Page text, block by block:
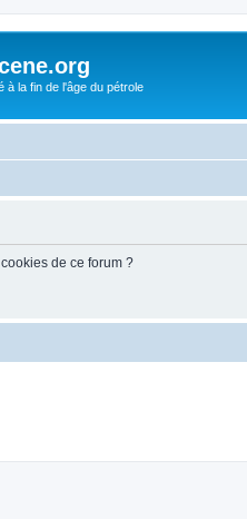
à la fin de l'âge du pétrole
de ce forum ?